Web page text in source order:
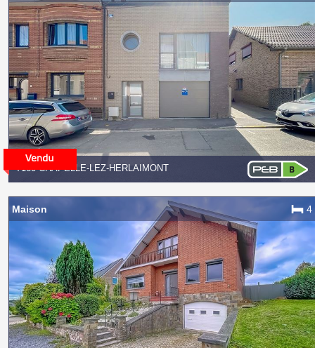
7160 CHAPELLE-LEZ-HERLAIMONT
Maison 4